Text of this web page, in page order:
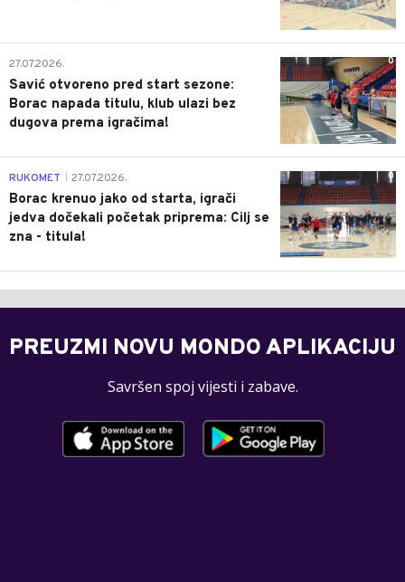
0
27.07.2026.
Savić otvoreno pred start sezone:
Borac napada titulu, klub ulazi bez
dugova prema igračima!
0
RUKOMET 27.07.2026.
Borac krenuo jako od starta, igrači
jedva dočekali početak priprema: Cilj se
zna - titula!
PREUZMI NOVU MONDO APLIKACIJU
Savršen spoj vijesti i zabave.